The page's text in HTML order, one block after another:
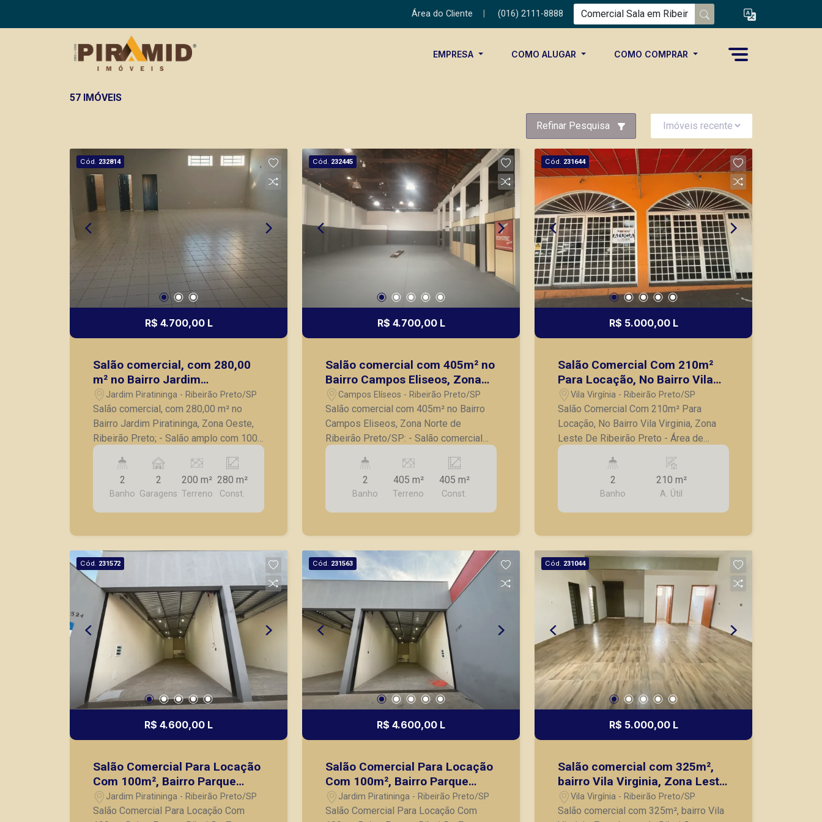
Área do Cliente (016) 2111-8888
EMPRESA COMO ALUGAR COMO COMPRAR
57 IMÓVEIS
Refinar Pesquisa
Cód. 232814
R$ 4.700,00 L
Salão comercial, com 280,00
m² no Bairro Jardim
Piratininga, Zona Oeste,
Ribeirão Preto;
Jardim Piratininga - Ribeirão Preto/SP
Salão comercial, com 280,00 m² no
Bairro Jardim Piratininga, Zona Oeste,
Ribeirão Preto; - Salão amplo com 100
m² - 2 Banheiros; - 3 Vagas de
garagem; A Piramid tem como objetivo
atender seus clientes com agilidade e
segurança, em locação, vendas de
imóveis prontos, usados ou mesmo
2
Banho
2
Garagens
200 m²
Terreno
280 m²
Const.
Cód. 232445
R$ 4.700,00 L
Salão comercial com 405m² no
Bairro Campos Eliseos, Zona
Norte de Ribeirão Preto/SP:
Campos Elíseos - Ribeirão Preto/SP
Salão comercial com 405m² no Bairro
Campos Eliseos, Zona Norte de
Ribeirão Preto/SP: - Salão comercial
com 405m²; - Tem 15 metros de frente;
- Pé direito alto; - 2 Banheiros; -
Concreto Usinado; - Proximo a Rua
João Bim; A Piramid tem como objetivo
atender seus clientes com agilidade e
nos principais lançamentos da cidade
de Ribeirão Preto.
2
Banho
405 m²
Terreno
405 m²
Const.
Cód. 231644
R$ 5.000,00 L
Salão Comercial Com 210m²
Para Locação, No Bairro Vila
Virginia, Zona Leste De
Ribeirão Preto
Vila Virgínia - Ribeirão Preto/SP
Salão Comercial Com 210m² Para
Locação, No Bairro Vila Virginia, Zona
Leste De Ribeirão Preto - Área de
210m²; - Cozinha equipada com forno a
lenha, pia e coifa; - 02 banheiros; -
Estoque; - Recepção; - Localizado em
avenida movimentada; - Ideal para
comércios alimentícios; - Salão amplo;
segurança, em locação, vendas de
imóveis prontos, usados ou mesmo
nos principais lançamentos da cidade
de Ribeirão Preto.
2
Banho
210 m²
A. Útil
Cód. 231572
R$ 4.600,00 L
Salão Comercial Para Locação
Com 100m², Bairro Parque
Ribeirão, Zona Oeste de
Ribeirão Preto/SP
Jardim Piratininga - Ribeirão Preto/SP
Salão Comercial Para Locação Com
Cód. 231563
R$ 4.600,00 L
Salão Comercial Para Locação
Com 100m², Bairro Parque
Ribeirão, Zona Oeste de
Ribeirão Preto/SP
Jardim Piratininga - Ribeirão Preto/SP
Salão Comercial Para Locação Com
Cód. 231044
R$ 5.000,00 L
Salão comercial com 325m²,
bairro Vila Virginia, Zona Leste
de Ribeirão Preto/SP.
Vila Virgínia - Ribeirão Preto/SP
Salão comercial com 325m², bairro Vila